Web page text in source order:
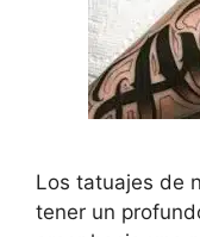
Los tatuajes de
tener un